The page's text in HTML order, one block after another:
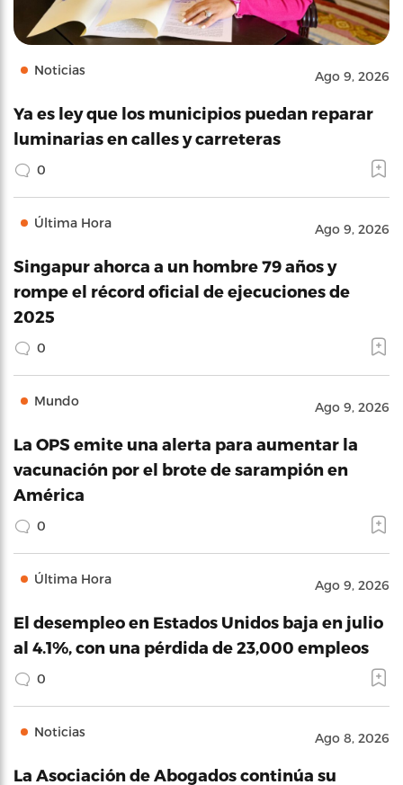
Noticias Ago 9, 2026
Ya es ley que los municipios puedan reparar
luminarias en calles y carreteras
0
Última Hora Ago 9, 2026
Singapur ahorca a un hombre 79 años y
rompe el récord oficial de ejecuciones de
2025
0
Mundo Ago 9, 2026
La OPS emite una alerta para aumentar la
vacunación por el brote de sarampión en
América
0
Última Hora Ago 9, 2026
El desempleo en Estados Unidos baja en julio
al 4.1%, con una pérdida de 23,000 empleos
0
Noticias Ago 8, 2026
La Asociación de Abogados continúa su